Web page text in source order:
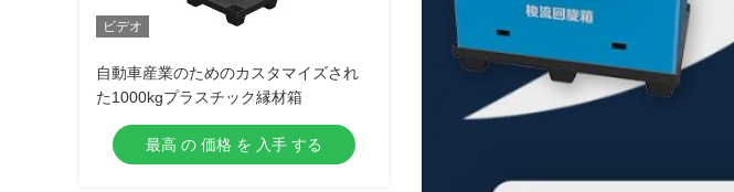
ビデオ
自動車産業のためのカスタマイズされ
た1000kgプラスチック縁材箱
最高 の 価格 を 入手 する